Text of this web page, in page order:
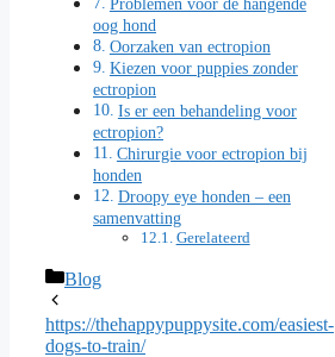
oog hond
Oorzaken van ectropion
Kiezen voor puppies zonder
ectropion
Is er een behandeling voor
ectropion?
Chirurgie voor ectropion bij
honden
Droopy eye honden – een
samenvatting
Gerelateerd
Categorieën
Blog
https://thehappypuppysite.com/easiest-
dogs-to-train/